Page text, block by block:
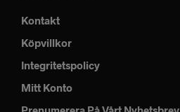
Kontakt
Köpvillkor
Integritetspolicy
Mitt Konto